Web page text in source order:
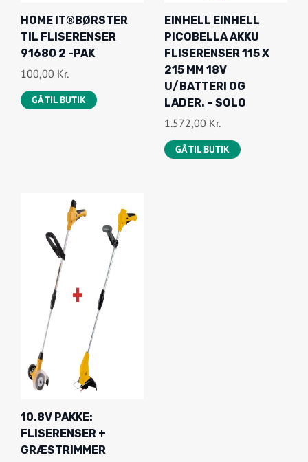
HOME IT®BØRSTER
TIL FLISERENSER
91680 2 -PAK
100,00 Kr.
GÅ TIL BUTIK
EINHELL EINHELL
PICOBELLA AKKU
FLISERENSER 115 X
215 MM 18V
U/BATTERI OG
LADER. – SOLO
1.572,00 Kr.
GÅ TIL BUTIK
10.8V PAKKE:
FLISERENSER +
GRÆSTRIMMER